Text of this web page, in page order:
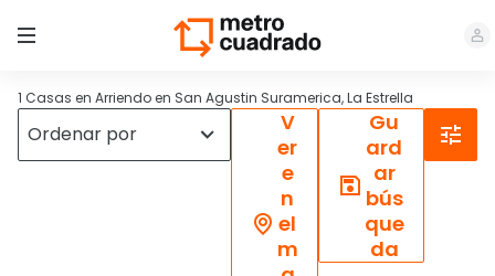
1 Casas en Arriendo en San Agustin Suramerica, La Estrella
V
er
e
n
el
m
Gu
ard
ar
bús
que
da